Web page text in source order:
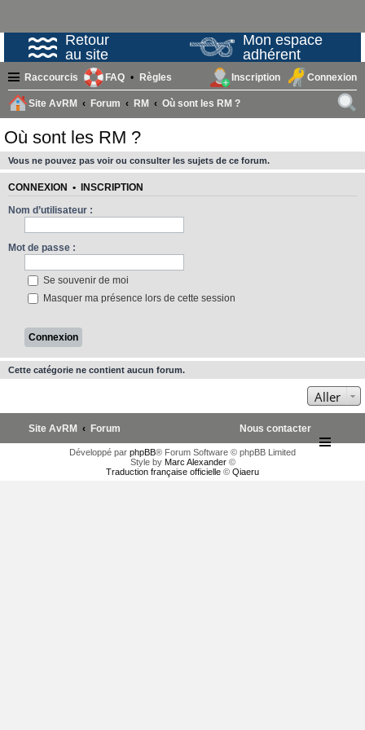
Retour
au site
Mon espace
adhérent
Raccourcis FAQ Règles Connexion
Inscription
Site AvRM Forum RM
Où sont les RM ?
her
Où sont les RM ?
Vous ne pouvez pas voir ou consulter les sujets de ce forum.
CONNEXION • INSCRIPTION
Nom d’utilisateur :
Mot de passe :
Se souvenir de moi
Masquer ma présence lors de cette session
Cette catégorie ne contient aucun forum.
Aller
Site AvRM Forum Nous contacter
Développé par phpBB® Forum Software © phpBB Limited
Style by Marc Alexander©
Traduction française officielle © Qiaeru